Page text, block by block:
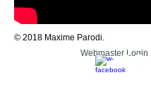
© 2018 Maxime Parodi.
Webmaster Login